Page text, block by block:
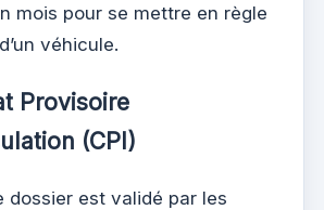
mois pour se mettre en règle
véhicule.
Provisoire
(CPI)
dossier est validé par les